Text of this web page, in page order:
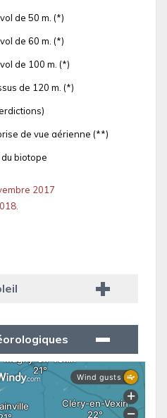
de 50 m. (*)
de 60 m. (*)
de 100 m. (*)
de 120 m. (*)
de vue aérienne (**)
biotope
2017